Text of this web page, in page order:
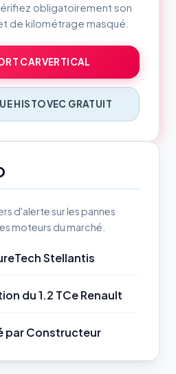
obligatoirement son
de kilométrage masqué.
CARVERTICAL
HISTOVEC GRATUIT
d'alerte sur les pannes
moteurs du marché.
Stellantis
du 1.2 TCe Renault
par Constructeur